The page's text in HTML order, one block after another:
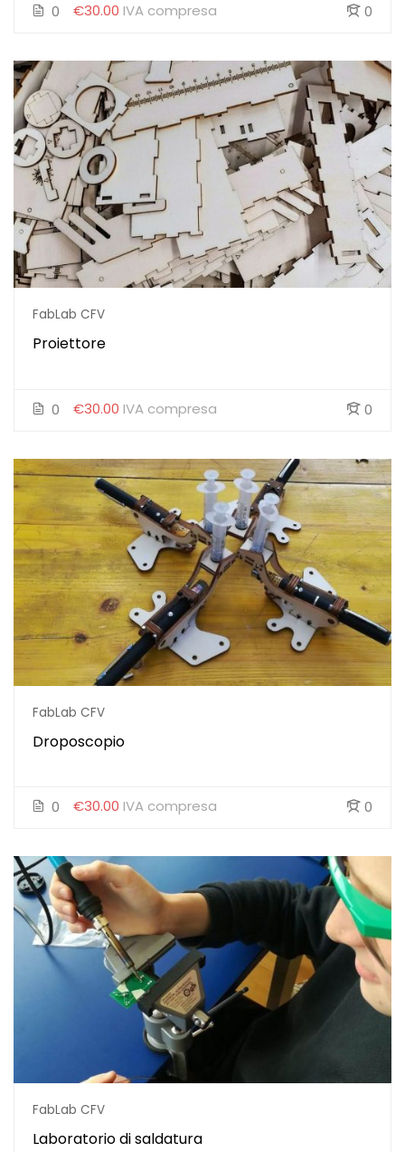
0 0
€30.00 IVA compresa
FabLab CFV
Proiettore
0 0
€30.00 IVA compresa
FabLab CFV
Droposcopio
0 0
€30.00 IVA compresa
FabLab CFV
Laboratorio di saldatura